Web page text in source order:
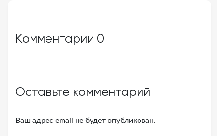
Комментарии 0
Оставьте комментарий
Ваш адрес email не будет опубликован.